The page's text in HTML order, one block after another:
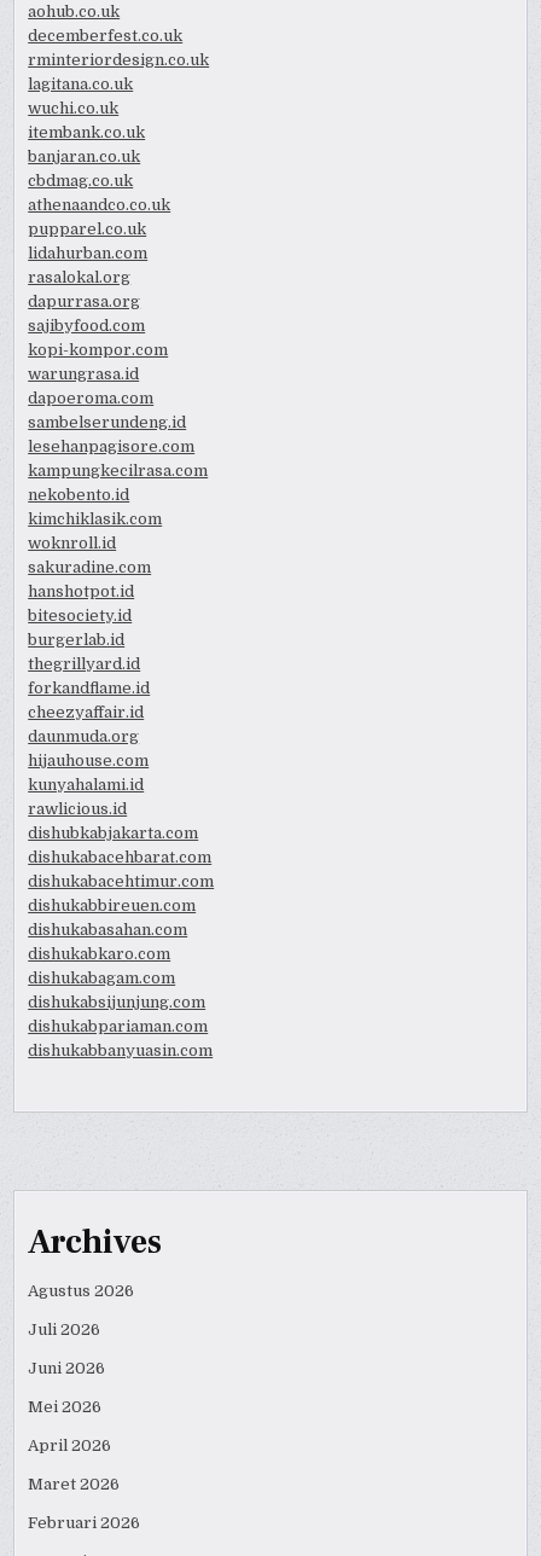
aohub.co.uk
decemberfest.co.uk
rminteriordesign.co.uk
lagitana.co.uk
wuchi.co.uk
itembank.co.uk
banjaran.co.uk
cbdmag.co.uk
athenaandco.co.uk
pupparel.co.uk
lidahurban.com
rasalokal.org
dapurrasa.org
sajibyfood.com
kopi-kompor.com
warungrasa.id
dapoeroma.com
sambelserundeng.id
lesehanpagisore.com
kampungkecilrasa.com
nekobento.id
kimchiklasik.com
woknroll.id
sakuradine.com
hanshotpot.id
bitesociety.id
burgerlab.id
thegrillyard.id
forkandflame.id
cheezyaffair.id
daunmuda.org
hijauhouse.com
kunyahalami.id
rawlicious.id
dishubkabjakarta.com
dishukabacehbarat.com
dishukabacehtimur.com
dishukabbireuen.com
dishukabasahan.com
dishukabkaro.com
dishukabagam.com
dishukabsijunjung.com
dishukabpariaman.com
dishukabbanyuasin.com
Archives
Agustus 2026
Juli 2026
Juni 2026
Mei 2026
April 2026
Maret 2026
Februari 2026